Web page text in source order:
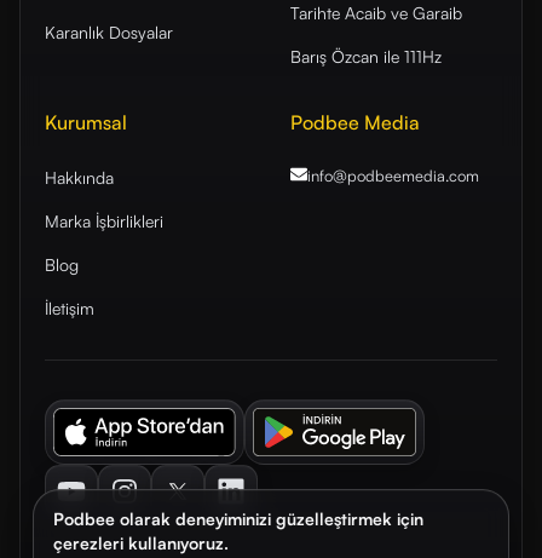
Podbee olarak deneyiminizi güzelleştirmek için
çerezleri kullanıyoruz.
Karanlık Dosyalar
Tarihte Acaib ve Garaib
Barış Özcan ile 111Hz
Kurumsal
Hakkında
Marka İşbirlikleri
Blog
İletişim
Podbee Media
info@podbeemedia.com